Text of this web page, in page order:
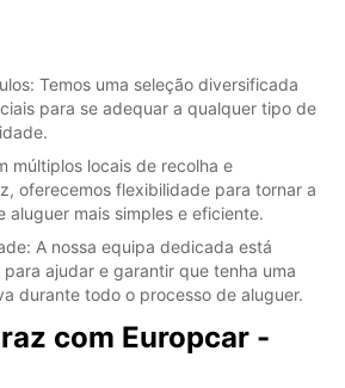
Temos uma seleção diversificada
para se adequar a qualquer tipo de
múltiplos locais de recolha e
oferecemos flexibilidade para tornar a
aluguer mais simples e eficiente.
A nossa equipa dedicada está
ajudar e garantir que tenha uma
durante todo o processo de aluguer.
com Europcar -